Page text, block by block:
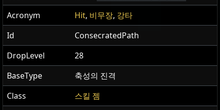
Acronym
Hit, 비무장, 강타
Id
ConsecratedPath
DropLevel
28
BaseType
축성의 진격
Class
스킬 젬